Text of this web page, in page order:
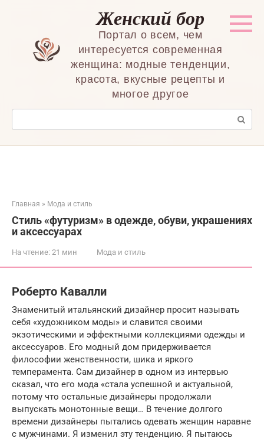
Женский бор
Портал о всем, чем
интересуется современная
женщина: модные тенденции,
красота, вкусные рецепты и
многое другое
Поиск:
Главная » Мода и стиль
Стиль «футуризм» в одежде, обуви, украшениях
и аксессуарах
На чтение: 21 мин Мода и стиль
Роберто Кавалли
Знаменитый итальянский дизайнер просит называть
себя «художником моды» и славится своими
экзотическими и эффектными коллекциями одежды и
аксессуаров. Его модный дом придерживается
философии женственности, шика и яркого
темперамента. Сам дизайнер в одном из интервью
сказал, что его мода «стала успешной и актуальной,
потому что остальные дизайнеры продолжали
выпускать монотонные вещи… В течение долгого
времени дизайнеры пытались одевать женщин наравне
с мужчинами. Я изменил эту тенденцию. Я пытаюсь